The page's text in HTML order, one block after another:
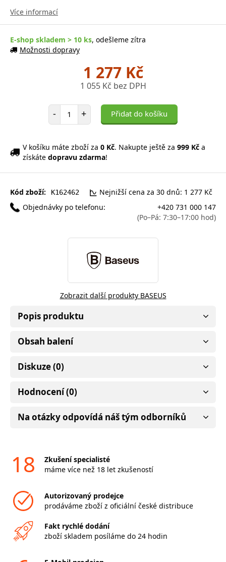
Více informací
E-shop skladem > 10 ks, odešleme zítra
Možnosti dopravy
1 277 Kč
1 055 Kč bez DPH
- Počet položek
+ Přidat do košíku
V košíku máte zboží za 0 Kč. Nakupte ještě za 999 Kč a
získáte dopravu zdarma!
Kód zboží: K162462
Nejnižší cena za 30 dnů: 1 277 Kč
Objednávky po telefonu:
+420 731 000 147
(Po–Pá: 7:30–17:00 hod)
Zobrazit další produkty BASEUS
Popis produktu
Obsah balení
Diskuze (0)
Hodnocení (0)
Na otázky odpovídá náš tým odborníků
18
Zkušení specialisté
máme více než 18 let zkušeností
Autorizovaný prodejce
prodáváme zboží z oficiální české distribuce
Fakt rychlé dodání
zboží skladem posíláme do 24 hodin